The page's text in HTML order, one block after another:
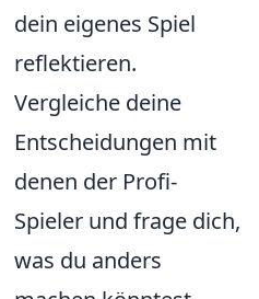
dein eigenes Spiel
reflektieren.
Vergleiche deine
Entscheidungen mit
denen der Profi-
Spieler und frage dich,
was du anders